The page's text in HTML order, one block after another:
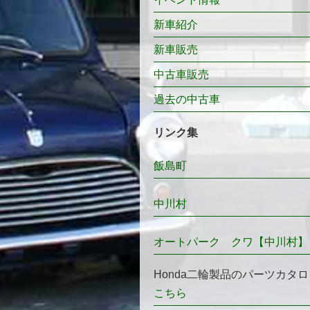
新車紹介
新車販売
中古車販売
過去の中古車
リンク集
飯島町
中川村
オートパーク クワ【中川村】
Honda二輪製品のパーツカタ
こちら